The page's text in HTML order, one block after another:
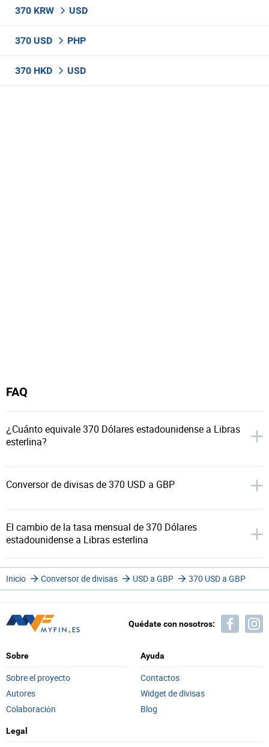
370 KRW USD
370 USD PHP
370 HKD USD
FAQ
¿Cuánto equivale 370 Dólares estadounidense a Libras
esterlina?
Conversor de divisas de 370 USD a GBP
El cambio de la tasa mensual de 370 Dólares
estadounidense a Libras esterlina
Inicio Conversor de divisas USD a GBP 370 USD a GBP
Quédate con nosotros:
Sobre
Sobre el proyecto
Autores
Colaboración
Ayuda
Contactos
Widget de divisas
Blog
Legal